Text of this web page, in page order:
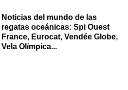
Noticias del mundo de las
regatas oceánicas: Spi Ouest
France, Eurocat, Vendée Globe,
Vela Olímpica...